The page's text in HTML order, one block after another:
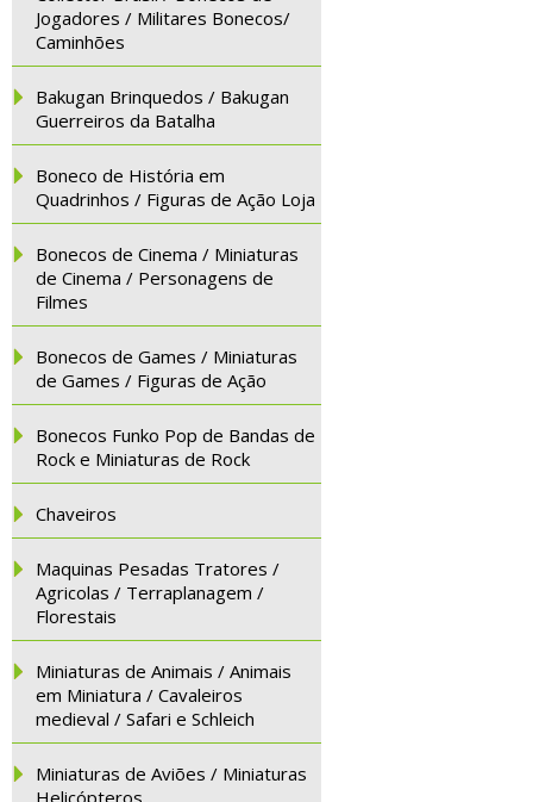
Jogadores / Militares Bonecos/
Caminhões
Bakugan Brinquedos / Bakugan
Guerreiros da Batalha
Boneco de História em
Quadrinhos / Figuras de Ação Loja
Bonecos de Cinema / Miniaturas
de Cinema / Personagens de
Filmes
Bonecos de Games / Miniaturas
de Games / Figuras de Ação
Bonecos Funko Pop de Bandas de
Rock e Miniaturas de Rock
Chaveiros
Maquinas Pesadas Tratores /
Agricolas / Terraplanagem /
Florestais
Miniaturas de Animais / Animais
em Miniatura / Cavaleiros
medieval / Safari e Schleich
Miniaturas de Aviões / Miniaturas
Helicópteros